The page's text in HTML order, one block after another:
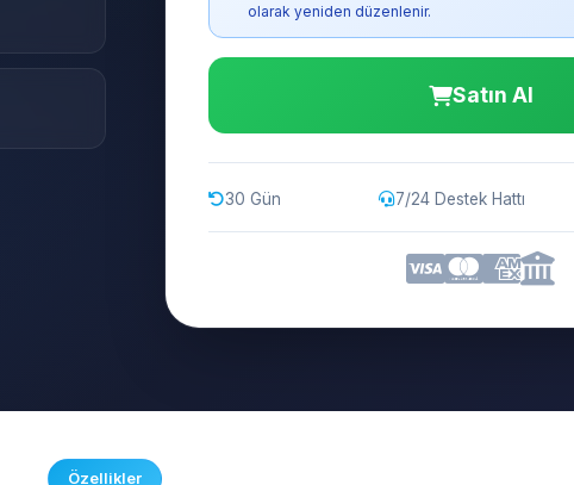
olarak yeniden düzenlenir.
Satın Al
30 Gün 7/24 Destek Hattı
Özellikler